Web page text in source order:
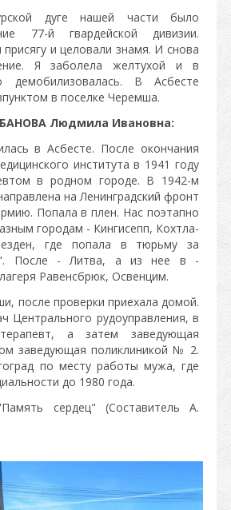
дуге нашей части было
77-й гвардейской дивизии.
и целовали знамя. И снова
Я заболела желтухой и в
демобилизовалась. В Асбесте
в поселке Черемша.
Людмила Ивановна:
в Асбесте. После окончания
института в 1941 году
в родном городе. В 1942-м
на Ленинградский фронт
Попала в плен. Нас поэтапно
городам - Кингисепп, Кохтла-
где попала в тюрьму за
После - Литва, а из нее в -
Равенсбрюк, Освенцим.
после проверки приехала домой.
Центрального рудоуправления, в
а затем заведующая
заведующая поликлиникой № 2.
по месту работы мужа, где
до 1980 года.
сердец" (Составитель А.